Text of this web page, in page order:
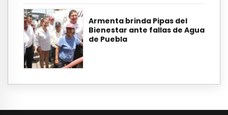
Armenta brinda Pipas del
Bienestar ante fallas de Agua
de Puebla